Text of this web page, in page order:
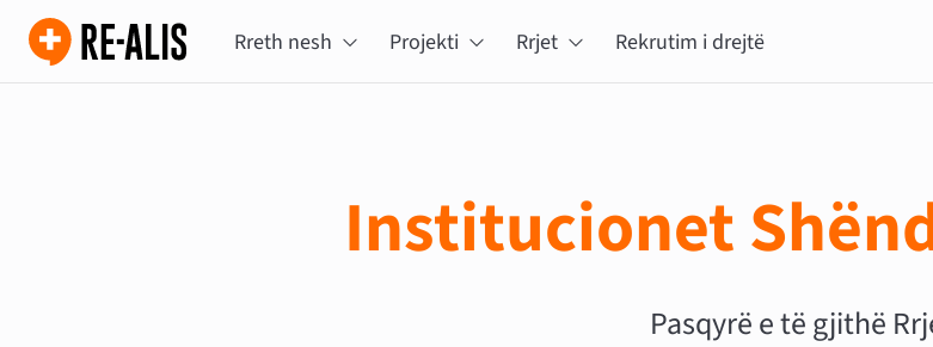
Rreth nesh Projekti Rrjet Rekrutim i drejtë
Institucionet
Pasqyrë e të gjithë